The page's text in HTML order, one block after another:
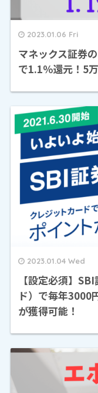
2023.01.06 Fri
マネックス証券
で1.1％還元！5
2023.01.04 Wed
【設定必須】
ド）で毎年3000
が獲得可能！